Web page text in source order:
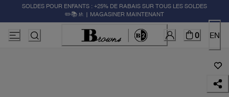
SOLDES POUR ENFANTS : +25% DE RABAIS SUR TOUS LES SOLDES
✏️📚🚸 | MAGASINER MAINTENANT
0 EN